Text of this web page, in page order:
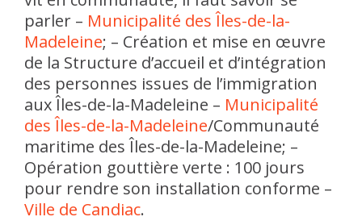
parler – Municipalité des Îles-de-la-
Madeleine; – Création et mise en œuvre
de la Structure d’accueil et d’intégration
des personnes issues de l’immigration
aux Îles-de-la-Madeleine – Municipalité
des Îles-de-la-Madeleine/Communauté
maritime des Îles-de-la-Madeleine; –
Opération gouttière verte : 100 jours
pour rendre son installation conforme –
Ville de Candiac.